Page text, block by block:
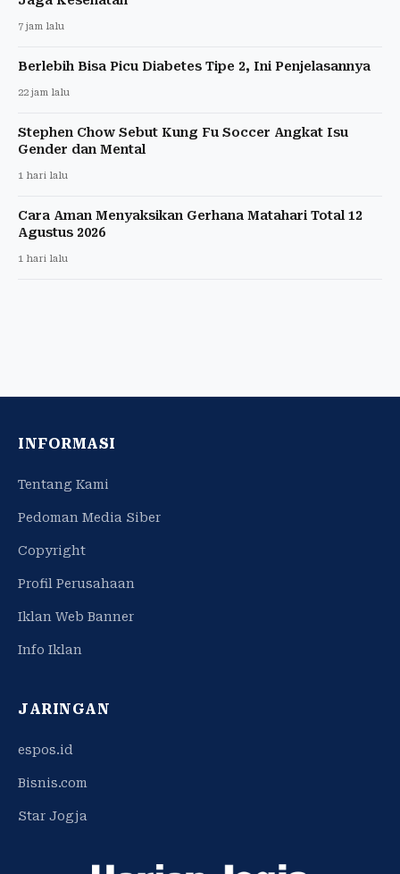
7 jam lalu
Berlebih Bisa Picu Diabetes Tipe 2, Ini Penjelasannya
22 jam lalu
Stephen Chow Sebut Kung Fu Soccer Angkat Isu
Gender dan Mental
1 hari lalu
Cara Aman Menyaksikan Gerhana Matahari Total 12
Agustus 2026
1 hari lalu
INFORMASI
Tentang Kami
Pedoman Media Siber
Copyright
Profil Perusahaan
Iklan Web Banner
Info Iklan
JARINGAN
espos.id
Bisnis.com
Star Jogja